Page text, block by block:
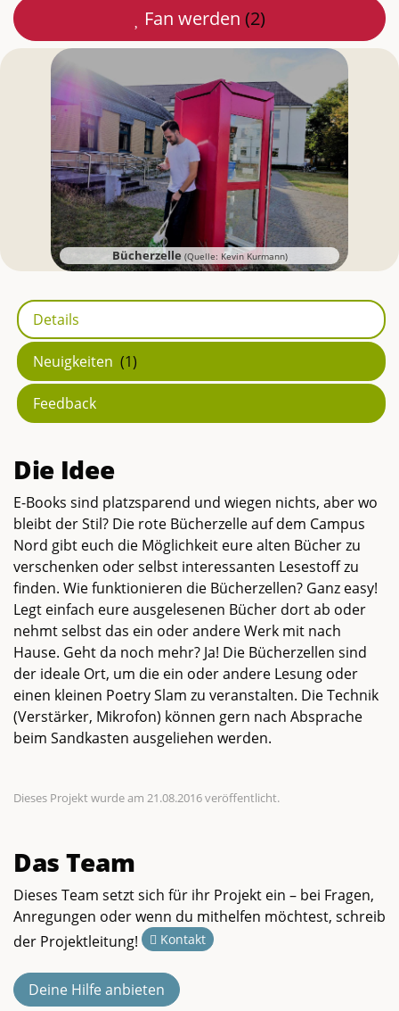
Mail
teilen
Fan werden (2)
Bücherzelle (Quelle: Kevin Kurmann)
Details
Neuigkeiten (1)
Feedback
Die Idee
E-Books sind platzsparend und wiegen nichts, aber wo
bleibt der Stil? Die rote Bücherzelle auf dem Campus
Nord gibt euch die Möglichkeit eure alten Bücher zu
verschenken oder selbst interessanten Lesestoff zu
finden. Wie funktionieren die Bücherzellen? Ganz easy!
Legt einfach eure ausgelesenen Bücher dort ab oder
nehmt selbst das ein oder andere Werk mit nach
Hause. Geht da noch mehr? Ja! Die Bücherzellen sind
der ideale Ort, um die ein oder andere Lesung oder
einen kleinen Poetry Slam zu veranstalten. Die Technik
(Verstärker, Mikrofon) können gern nach Absprache
beim Sandkasten ausgeliehen werden.
Dieses Projekt wurde am 21.08.2016 veröffentlicht.
Das Team
Dieses Team setzt sich für ihr Projekt ein – bei Fragen,
Anregungen oder wenn du mithelfen möchtest, schreib
der Projektleitung!
Kontakt
Deine Hilfe anbieten